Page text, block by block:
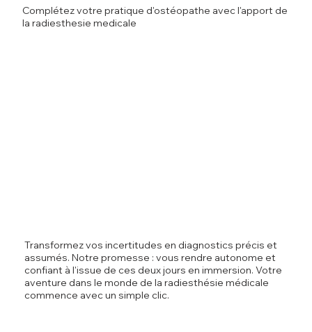
Complétez votre pratique d'ostéopathe avec l'apport de
la radiesthesie medicale
Transformez vos incertitudes en diagnostics précis et
assumés. Notre promesse : vous rendre autonome et
confiant à l'issue de ces deux jours en immersion. Votre
aventure dans le monde de la radiesthésie médicale
commence avec un simple clic.